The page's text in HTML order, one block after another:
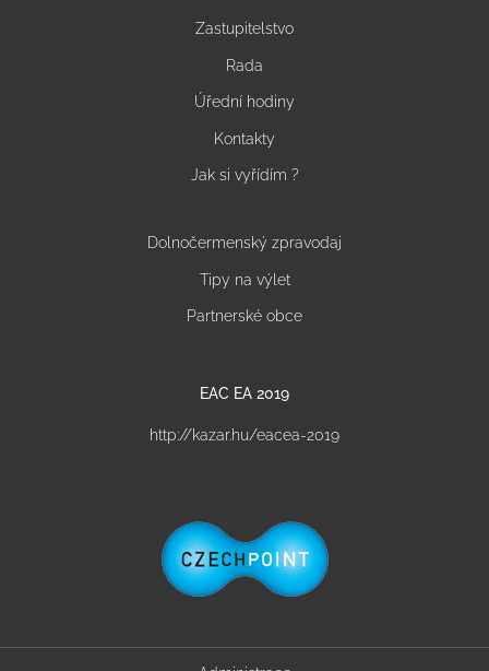
Zastupitelstvo
Rada
Úřední hodiny
Kontakty
Jak si vyřídím ?
Dolnočermenský zpravodaj
Tipy na výlet
Partnerské obce
EAC EA 2019
http://kazar.hu/eacea-2019